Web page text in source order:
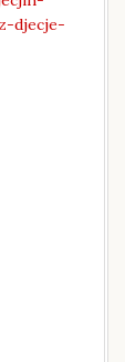
djecje-